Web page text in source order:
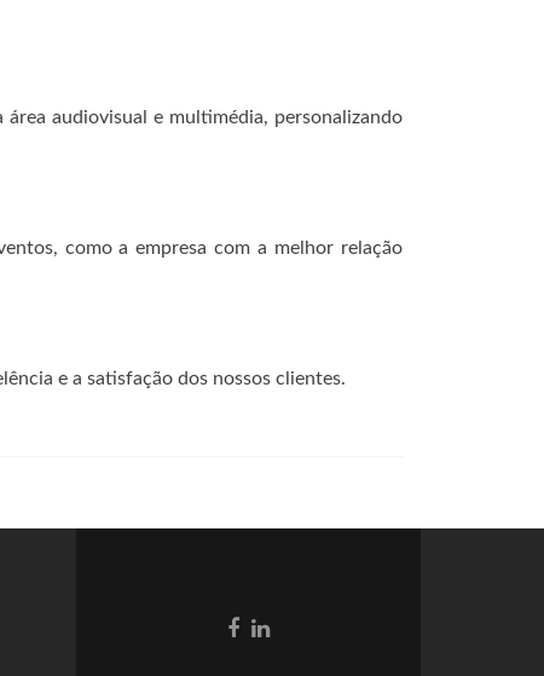
audiovisual e multimédia, personalizando
como a empresa com a melhor relação
e a satisfação dos nossos clientes.
Go Go